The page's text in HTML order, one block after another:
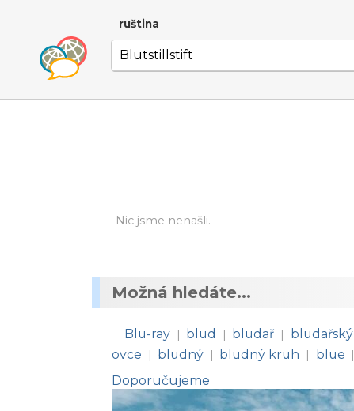
ruština
Nic jsme nenašli.
Možná hledáte...
Blu-ray | blud | bludař | bludařský
ovce
| bludný | bludný kruh | blue |
Doporučujeme